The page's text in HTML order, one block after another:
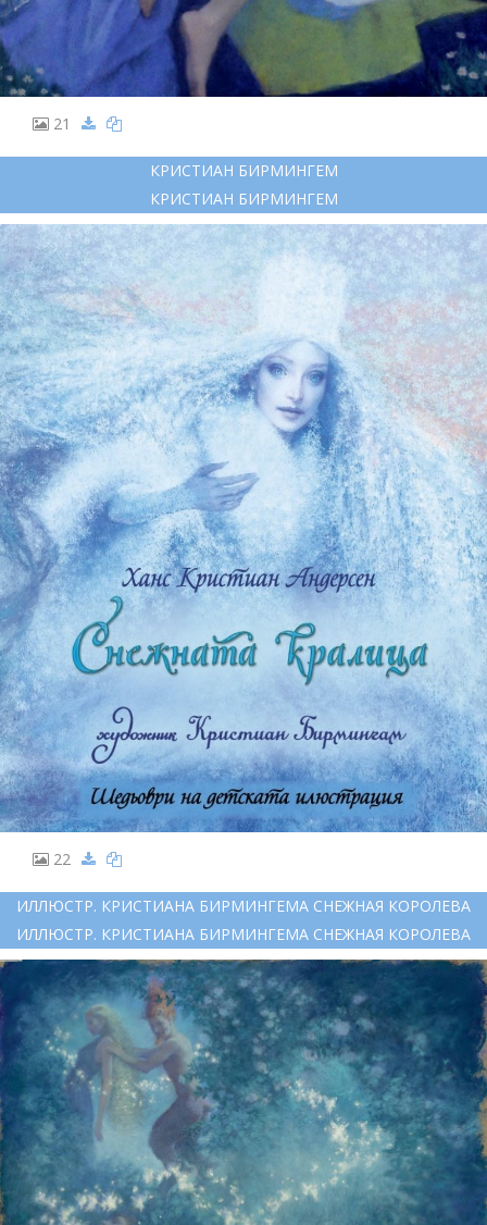
21
КРИСТИАН БИРМИНГЕМ
КРИСТИАН БИРМИНГЕМ
22
ИЛЛЮСТР. КРИСТИАНА БИРМИНГЕМА СНЕЖНАЯ КОРОЛЕВА
ИЛЛЮСТР. КРИСТИАНА БИРМИНГЕМА СНЕЖНАЯ КОРОЛЕВА